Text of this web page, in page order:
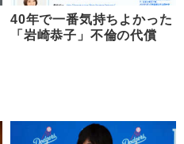
40年で一番気持ちよかった
「岩崎恭子」不倫の代償